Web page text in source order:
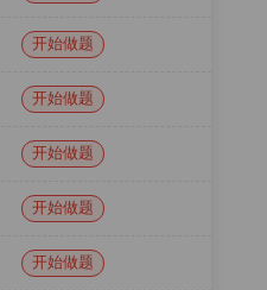
开始做题
开始做题
开始做题
开始做题
开始做题